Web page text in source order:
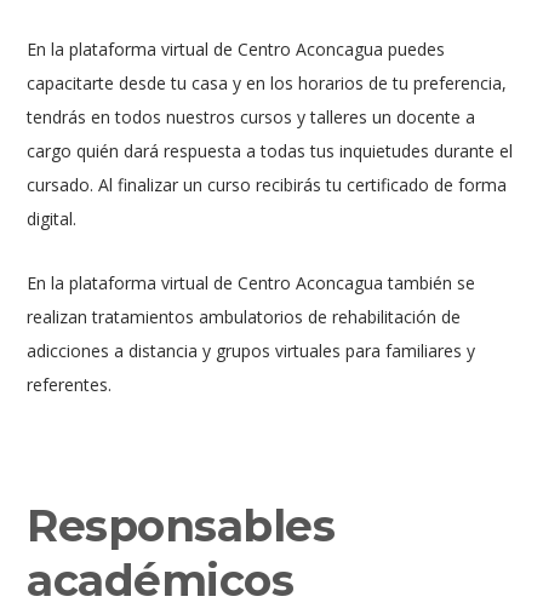
En la plataforma virtual de Centro Aconcagua puedes
capacitarte desde tu casa y en los horarios de tu preferencia,
tendrás en todos nuestros cursos y talleres un docente a
cargo quién dará respuesta a todas tus inquietudes durante el
cursado. Al finalizar un curso recibirás tu certificado de forma
digital.
En la plataforma virtual de Centro Aconcagua también se
realizan tratamientos ambulatorios de rehabilitación de
adicciones a distancia y grupos virtuales para familiares y
referentes.
Responsables
académicos